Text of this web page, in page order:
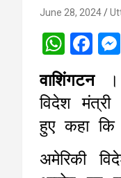
June 28, 2024
W
h
a
t
s
A
F
c
e
b
o
वाशिंगटन।
विदेश
हुए कहा
अमेरिकी